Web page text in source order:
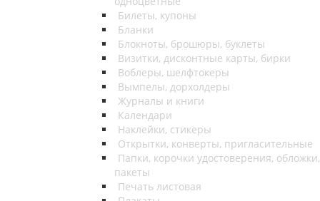
Билеты, купоны
Бланки
Блокноты, брошюры, буклеты
Визитки, дисконтные карты, бирки
Воблеры, шелфтокеры
Вымпелы, дорхолдеры
Журналы и книги
Календари
Наклейки, стикеры
Открытки, конверты, пригласительные
Папки, корочки удостоверения, обложки,
пакеты
Печать листовая